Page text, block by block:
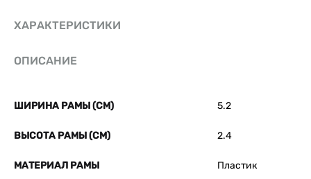
ХАРАКТЕРИСТИКИ
ОПИСАНИЕ
ШИРИНА РАМЫ (СМ) 5.2
ВЫСОТА РАМЫ (СМ) 2.4
МАТЕРИАЛ РАМЫ Пластик